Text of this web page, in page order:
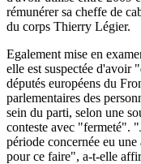
rémunérer sa cheffe de
du corps Thierry Légier.
Egalement mise en
elle est suspectée d'avoir
députés européens du
parlementaires des
sein du parti, selon une
conteste avec "fermeté".
période concernée eu
pour ce faire", a-t-elle